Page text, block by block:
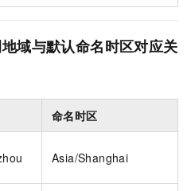
域与默认命名时区对应关
命名时区
Asia/Shanghai